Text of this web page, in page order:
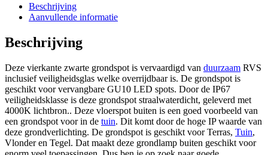
Beschrijving
Aanvullende informatie
Beschrijving
Deze vierkante zwarte grondspot is vervaardigd van duurzaam RVS
inclusief veiligheidsglas welke overrijdbaar is. De grondspot is
geschikt voor vervangbare GU10 LED spots. Door de IP67
veiligheidsklasse is deze grondspot straalwaterdicht, geleverd met
4000K lichtbron.. Deze vloerspot buiten is een goed voorbeeld van
een grondspot voor in de tuin. Dit komt door de hoge IP waarde van
deze grondverlichting. De grondspot is geschikt voor Terras, Tuin,
Vlonder en Tegel. Dat maakt deze grondlamp buiten geschikt voor